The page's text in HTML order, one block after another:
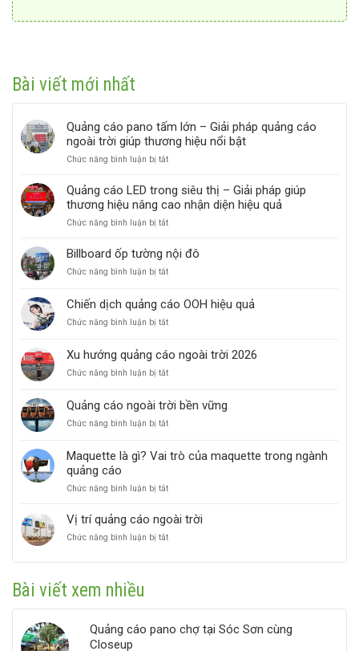
Bài viết mới nhất
Quảng cáo pano tấm lớn – Giải pháp quảng cáo
ngoài trời giúp thương hiệu nổi bật
Chức năng bình luận bị tắtở
pano
tấm
lớn
Giải
pháp
quảng
ngoài
giúp
hiệu
bật
Quảng cáo LED trong siêu thị – Giải pháp giúp
thương hiệu nâng cao nhận diện hiệu quả
Chức năng bình luận bị tắtở
cáo
LED
trong
thị
Giải
giúp
thương
hiệu
cao
diện
quả
Billboard ốp tường nội đô
Chức năng bình luận bị tắtở
tường
nội
Chiến dịch quảng cáo OOH hiệu quả
Chức năng bình luận bị tắtở
quảng
cáo
hiệu
quả
Xu hướng quảng cáo ngoài trời 2026
Chức năng bình luận bị tắtở
hướng
quảng
cáo
trời
2026
Quảng cáo ngoài trời bền vững
Chức năng bình luận bị tắtở
ngoài
bền
Maquette là gì? Vai trò của maquette trong ngành
quảng cáo
Chức năng bình luận bị tắtở
gì?
Vai
của
cáo
Vị trí quảng cáo ngoài trời
Chức năng bình luận bị tắtở
trí
Bài viết xem nhiều
Quảng cáo pano chợ tại Sóc Sơn cùng
Closeup